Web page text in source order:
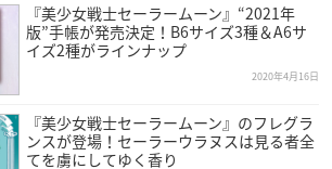
『美少女戦士セーラームーン』“2021年
版”手帳が発売決定！B6サイズ3種＆A6サ
イズ2種がラインナップ
2020年4月16日
『美少女戦士セーラームーン』のフレグラ
ンスが登場！セーラーウラヌスは見る者全
てを虜にしてゆく香り